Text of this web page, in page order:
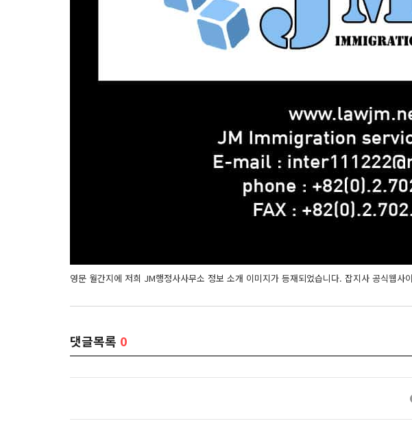
영문 월간지에 저희 JM행정사사무소 정보 소개 이미지가 등재되었습니다. 잡지사 공식웹사
댓글목록 0